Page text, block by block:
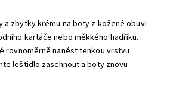
zbytky krému na boty z kožené obuvi
kartáče nebo měkkého hadříku.
rovnoměrně nanést tenkou vrstvu
leštidlo zaschnout a boty znovu